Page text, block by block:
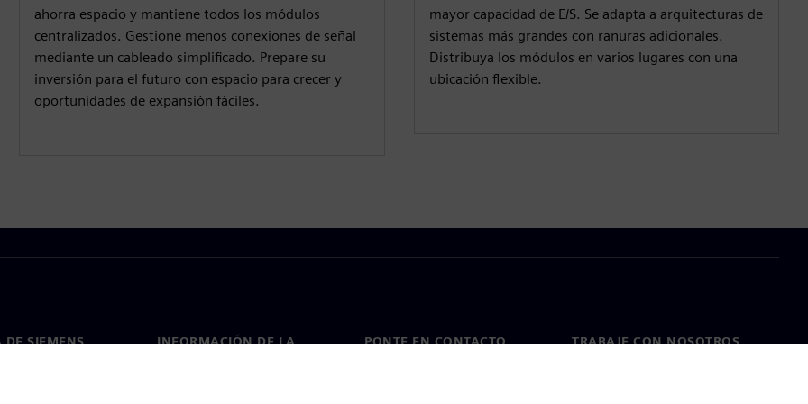
ahorra espacio y mantiene todos los módulos
centralizados. Gestione menos conexiones de señal
mediante un cableado simplificado. Prepare su
inversión para el futuro con espacio para crecer y
oportunidades de expansión fáciles.
mayor capacidad de E/S. Se adapta a arquitecturas de
sistemas más grandes con ranuras adicionales.
Distribuya los módulos en varios lugares con una
ubicación flexible.
DE SIEMENS
INFORMACIÓN DE LA
PONTE EN CONTACTO TRABAJE CON NOSOTROS